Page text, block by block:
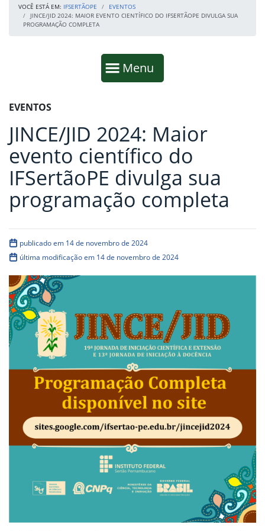
VOCÊ ESTÁ EM: IFSERTÃOPE
EVENTOS
JINCE/JID 2024: MAIOR EVENTO CIENTÍFICO DO IFSERTÃOPE DIVULGA SUA
PROGRAMAÇÃO COMPLETA
Mostrar
Menu
Fim da navegação
Início do conteúdo
EVENTOS
JINCE/JID 2024: Maior
evento científico do
IFSertãoPE divulga sua
programação completa
publicado em 14 de novembro de 2024
última modificação em 14 de novembro de 2024